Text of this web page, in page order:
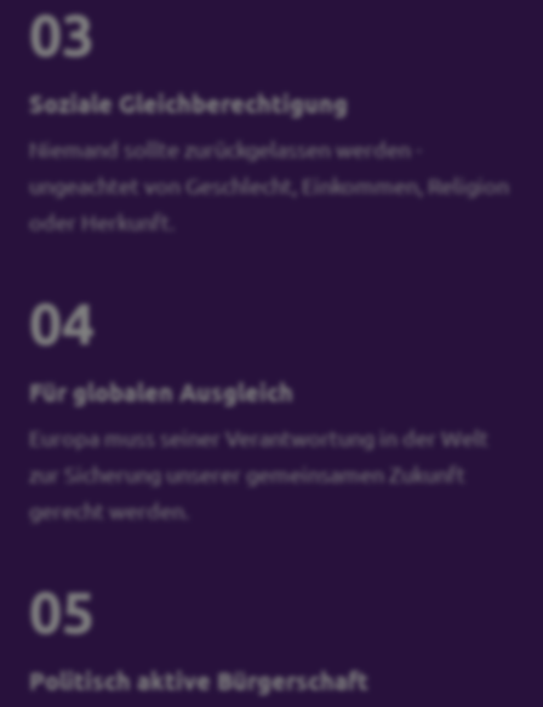
03
Soziale Gleichberechtigung
Niemand sollte zurückgelassen werden -
ungeachtet von Geschlecht, Einkommen, Religion
oder Herkunft.
04
Für globalen Ausgleich
Europa muss seiner Verantwortung in der Welt
zur Sicherung unserer gemeinsamen Zukunft
gerecht werden.
05
Politisch aktive Bürgerschaft